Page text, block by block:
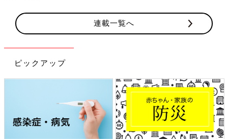
連載一覧へ
ピックアップ